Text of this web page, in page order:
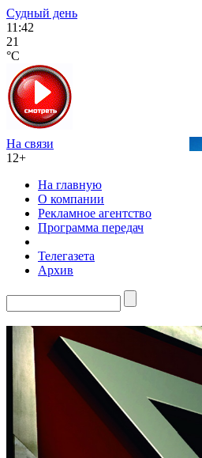
Судный день
11:42
21
°C
На связи
12+
На главную
О компании
Рекламное агентство
Программа передач
Телегазета
Архив